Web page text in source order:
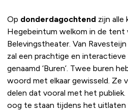
Op donderdagochtend zijn alle
Hegebeintum welkom in de tent
Belevingstheater. Van
zal een prachtige en
genaamd ‘Buren’. Twee buren
woord met elkaar gewisseld. Ze
delen dat vooral met het
oog te staan tijdens het uitlaten